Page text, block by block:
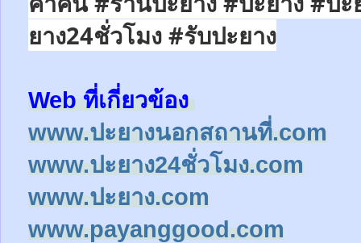
ยาง24ชั่วโมง #รับปะยาง
Web ที่เกี่ยวข้อง
www.ปะยางนอกสถานที่.com
www.ปะยาง24ชั่วโมง.com
www.ปะยาง.com
www.payanggood.com